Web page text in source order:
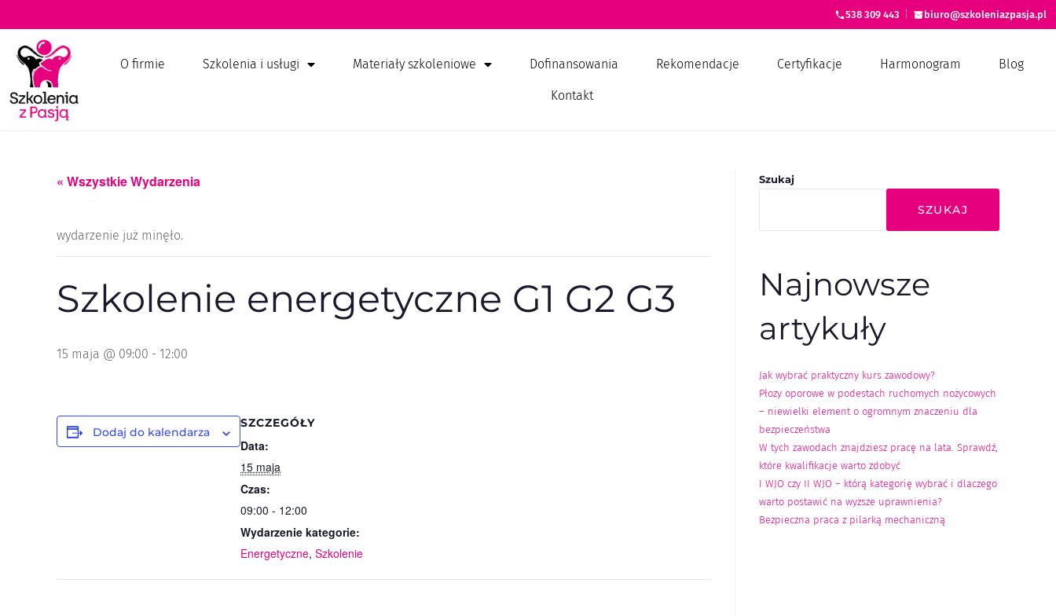
538 309 443 biuro@szkoleniazpasja.pl
O firmie Szkolenia i usługi Materiały szkoleniowe Dofinansowania Rekomendacje Certyfikacje Harmonogram Blog
Kontakt
« Wszystkie Wydarzenia
wydarzenie już minęło.
Szkolenie energetyczne G1 G2 G3
15 maja @ 09:00 - 12:00
Dodaj do kalendarza
SZCZEGÓŁY
Data:
15 maja
Czas:
09:00 - 12:00
Wydarzenie kategorie:
Energetyczne, Szkolenie
Szukaj
SZUKAJ
Najnowsze
artykuły
Jak wybrać praktyczny kurs zawodowy?
Płozy oporowe w podestach ruchomych nożycowych
– niewielki element o ogromnym znaczeniu dla
bezpieczeństwa
W tych zawodach znajdziesz pracę na lata. Sprawdź,
które kwalifikacje warto zdobyć
I WJO czy II WJO – którą kategorię wybrać i dlaczego
warto postawić na wyższe uprawnienia?
Bezpieczna praca z pilarką mechaniczną